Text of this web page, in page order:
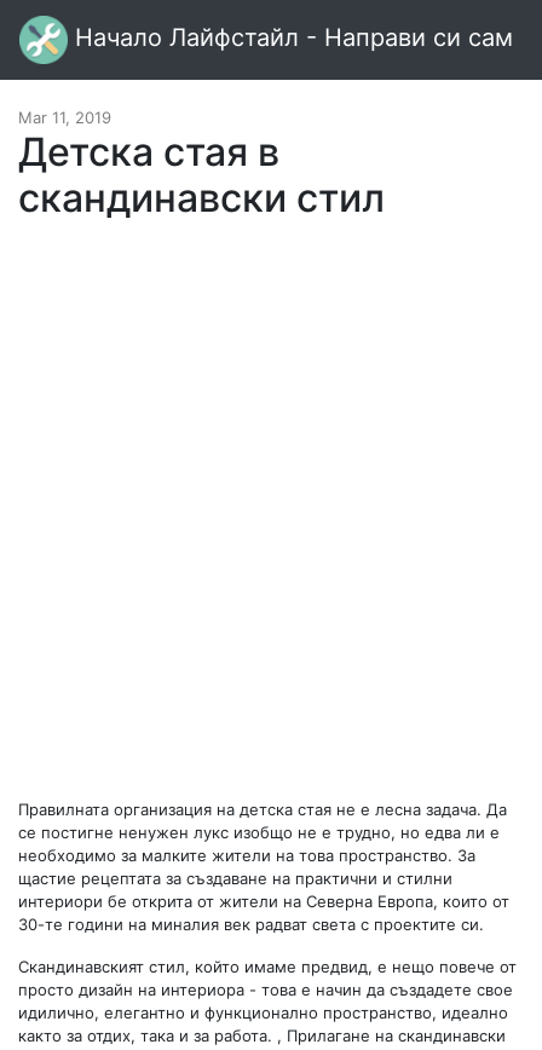
Начало Лайфстайл - Направи си сам
Mar 11, 2019
Детска стая в
скандинавски стил
Правилната организация на детска стая не е лесна задача. Да
се ​​постигне ненужен лукс изобщо не е трудно, но едва ли е
необходимо за малките жители на това пространство. За
щастие рецептата за създаване на практични и стилни
интериори бе открита от жители на Северна Европа, които от
30-те години на миналия век радват света с проектите си.
Скандинавският стил, който имаме предвид, е нещо повече от
просто дизайн на интериора - това е начин да създадете свое
идилично, елегантно и функционално пространство, идеално
както за отдих, така и за работа. , Прилагане на скандинавски